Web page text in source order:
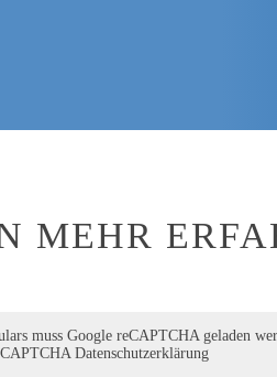
MEHR
muss Google reCAPTCHA geladen
Datenschutzerklärung